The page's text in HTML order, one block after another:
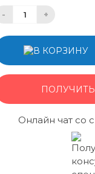
- +
Онлайн чат со